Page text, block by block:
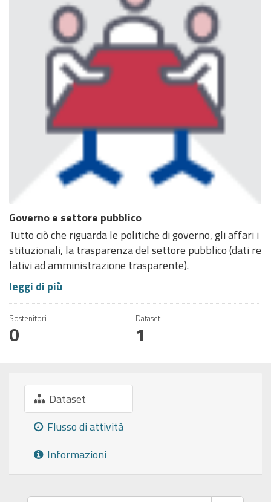
Governo e settore pubblico
Tutto ciò che riguarda le politiche di governo, gli affari i
stituzionali, la trasparenza del settore pubblico (dati re
lativi ad amministrazione trasparente).
leggi di più
Sostenitori
0
Dataset
1
Dataset
Flusso di attività
Informazioni